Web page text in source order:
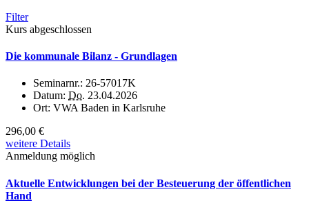
Filter
Kurs abgeschlossen
Die kommunale Bilanz - Grundlagen
Seminarnr.: 26-57017K
Datum: Do. 23.04.2026
Ort: VWA Baden in Karlsruhe
296,00 €
weitere Details
Anmeldung möglich
Aktuelle Entwicklungen bei der Besteuerung der öffentlichen
Hand